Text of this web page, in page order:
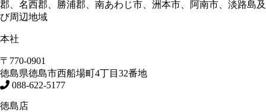
郡、名西郡、勝浦郡、南あわじ市、洲本市、阿南市、淡路島及
び周辺地域
本社
〒770-0901
徳島県徳島市西船場町4丁目32番地
088-622-5177
徳島店